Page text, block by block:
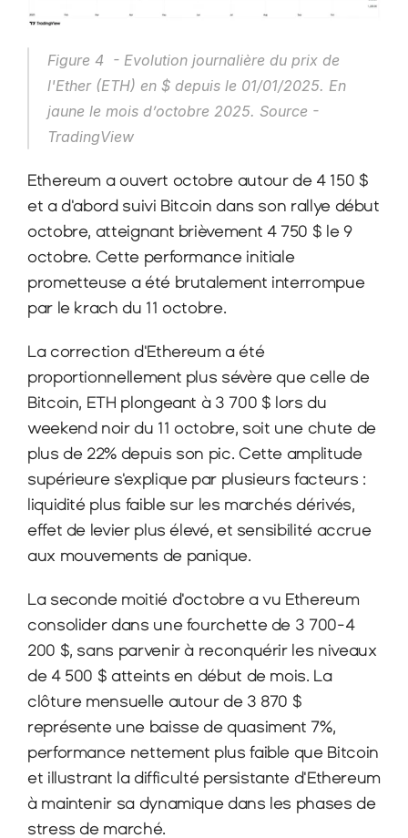
Figure 4  - Evolution journalière du prix de
l'Ether (ETH) en $ depuis le 01/01/2025. En
jaune le mois d’octobre 2025. Source -
TradingView
Ethereum a ouvert octobre autour de 4 150 $
et a d'abord suivi Bitcoin dans son rallye début
octobre, atteignant brièvement 4 750 $ le 9
octobre. Cette performance initiale
prometteuse a été brutalement interrompue
par le krach du 11 octobre.
La correction d'Ethereum a été
proportionnellement plus sévère que celle de
Bitcoin, ETH plongeant à 3 700 $ lors du
weekend noir du 11 octobre, soit une chute de
plus de 22% depuis son pic. Cette amplitude
supérieure s'explique par plusieurs facteurs :
liquidité plus faible sur les marchés dérivés,
effet de levier plus élevé, et sensibilité accrue
aux mouvements de panique.
La seconde moitié d'octobre a vu Ethereum
consolider dans une fourchette de 3 700-4
200 $, sans parvenir à reconquérir les niveaux
de 4 500 $ atteints en début de mois. La
clôture mensuelle autour de 3 870 $
représente une baisse de quasiment 7%,
performance nettement plus faible que Bitcoin
et illustrant la difficulté persistante d'Ethereum
à maintenir sa dynamique dans les phases de
stress de marché.